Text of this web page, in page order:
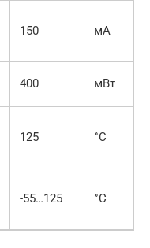
150 мА
400 мВт
125 °C
-55…125 °C